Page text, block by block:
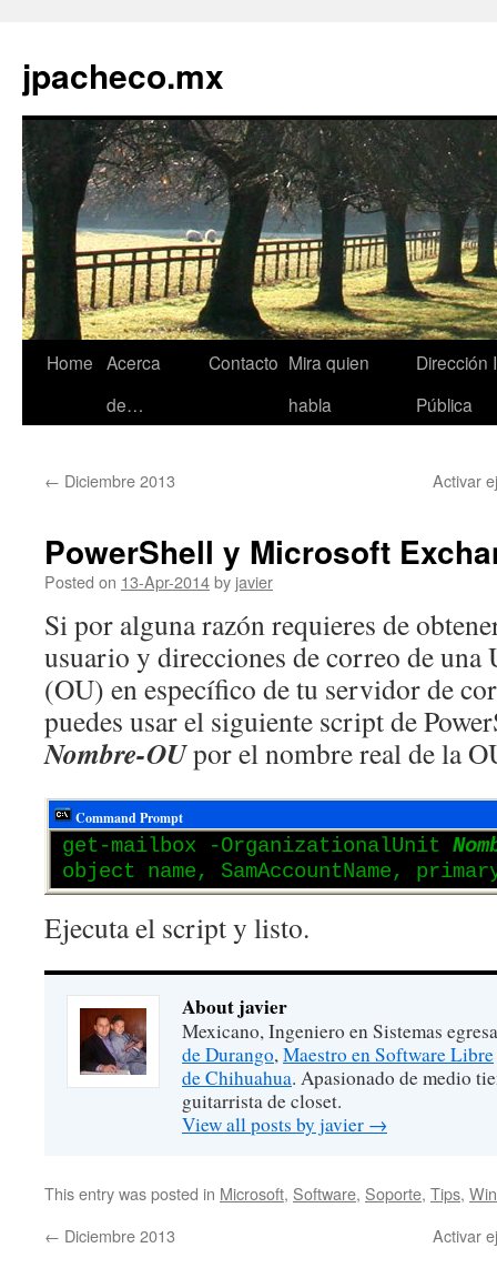
jpacheco.mx
Skip
Home Acerca
de…
Contacto Mira quien
habla
Dirección
Pública
← Diciembre 2013 Activar
PowerShell y Microsoft
Posted on 13-Apr-2014by javier
Si por alguna razón requieres de
usuario y direcciones de correo de una
(OU) en específico de tu servidor de
puedes usar el siguiente script de
Nombre-OUpor el nombre real de la
Command Prompt
get-mailbox -OrganizationalUnit
object name, SamAccountName,
Ejecuta el script y listo.
About javier
Mexicano, Ingeniero en Sistemas
de Durango,Maestro en Software Libre
de Chihuahua. Apasionado de medio
guitarrista de closet.
View all posts by javier →
This entry was posted in Microsoft, Software, Soporte, Tips,
← Diciembre 2013 Activar